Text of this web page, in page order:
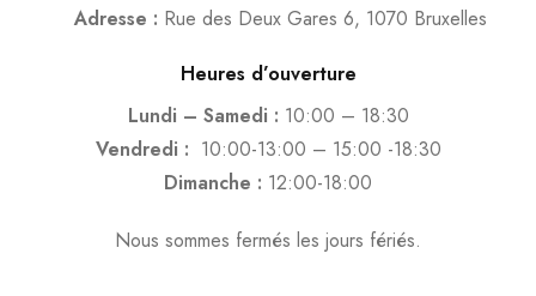
Adresse : Rue des Deux Gares 6, 1070 Bruxelles
Heures d’ouverture
Lundi – Samedi : 10:00 – 18:30
Vendredi : 10:00-13:00 – 15:00 -18:30
Dimanche : 12:00-18:00
Nous sommes fermés les jours fériés.